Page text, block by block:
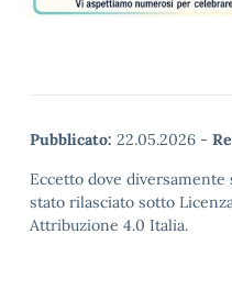
Pubblicato: 22.05.2026 -
Eccetto dove
stato rilasciato sotto
Attribuzione 4.0 Italia.